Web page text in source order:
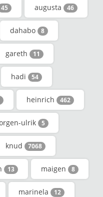
45 augusta 46
dahabo 8
gareth 11
hadi 54
heinrich 462
ulrik 5
knud 7068
13 maigen 8
marinela 12